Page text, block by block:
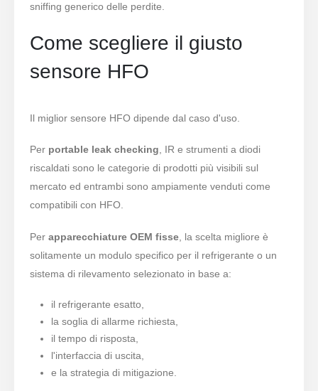
sniffing generico delle perdite.
Come scegliere il giusto
sensore HFO
Il miglior sensore HFO dipende dal caso d'uso.
Per portable leak checking, IR e strumenti a diodi
riscaldati sono le categorie di prodotti più visibili sul
mercato ed entrambi sono ampiamente venduti come
compatibili con HFO.
Perapparecchiature OEM fisse , la scelta migliore è
solitamente un modulo specifico per il refrigerante o un
sistema di rilevamento selezionato in base a:
il refrigerante esatto,
la soglia di allarme richiesta,
il tempo di risposta,
l'interfaccia di uscita,
e la strategia di mitigazione.
Monitoraggio del sistema di
Monitoraggio della sicurezza del
refrigerante per la conservazione a
Visualizza di più
Seguici
Winsen. © 2026. Tutti i diritti riservati
politica sulla riservatezza